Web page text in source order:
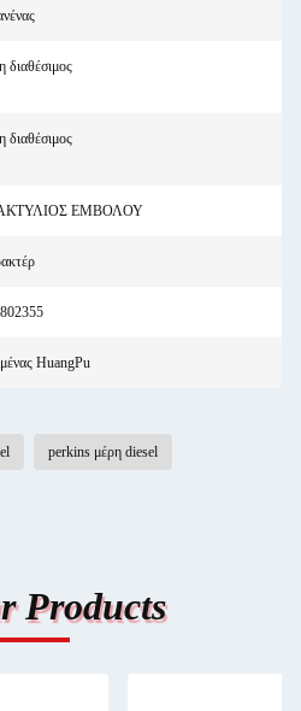
διαθέσιμος
διαθέσιμος
ΕΜΒΟΛΟΥ
HuangPu
perkins μέρη diesel
Products